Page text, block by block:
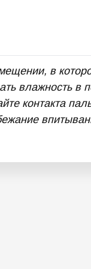
в
влажность в
контакта